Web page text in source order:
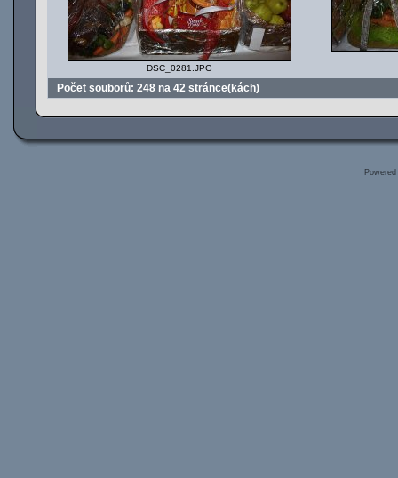
DSC_0281.JPG
Počet souborů: 248 na 42 stránce(kách)